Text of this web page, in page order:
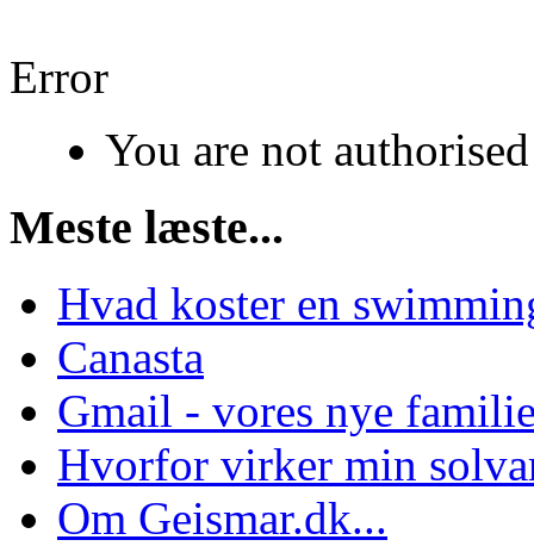
Error
You are not
Meste læste...
Hvad koster en
Canasta
Gmail - vores nye
Hvorfor virker min
Om Geismar.dk...